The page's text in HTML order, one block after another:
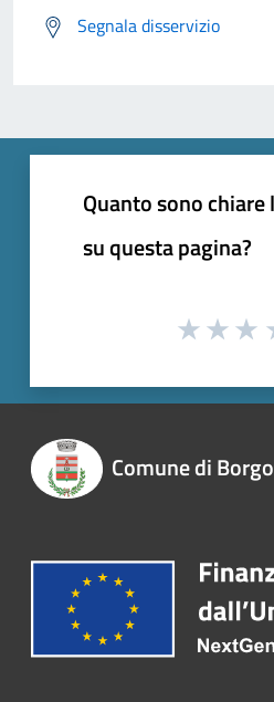
Segnala disservizio
Quanto sono
su questa pagina?
Comune di